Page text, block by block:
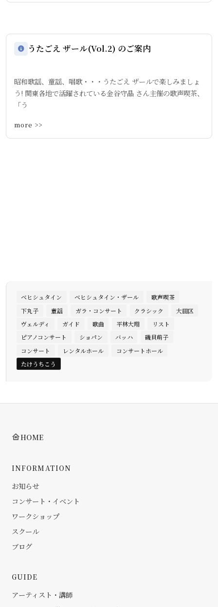
うたごえ ザール(Vol.2) のご案内
昭和歌謡、童謡、唱歌・・・うたごえ ザールで楽しみましょ
う! 関東各地で活躍されている金谷守晶 さん主催の歌声喫茶、
「う
more >>
ベヒシュタイン ベヒシュタイン・ザール
歌声喫茶
下丸子
童謡 ガラ・コンサート クラシック
大田区
ヴェルディ
ガイド 歌曲 平林大翔
リスト
ピアノコンサート
ショパン バッハ
磯貝萌子
コンサート
レンタルホール
コンサートホール
たけうちこう
HOME
INFORMATION
お知らせ
コンサート・イベント
ワークショップ
スクール
ブログ
GUIDE
アーティスト・講師